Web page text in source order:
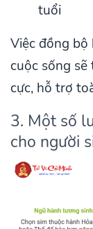
tuổi
Việc đồng bộ
cuộc sống
cực, hỗ trợ
3. Một số
cho người